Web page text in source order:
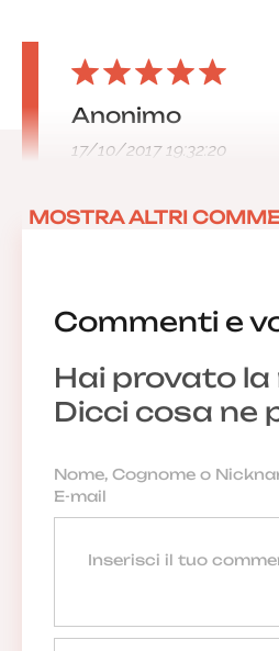
Commenti e
Hai provato
Dicci cosa ne
Anonimo
17/10/2017 19:32:20
MOSTRA ALTRI